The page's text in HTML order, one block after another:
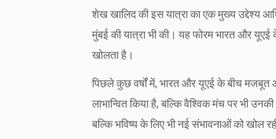
शेख खालिद की इस यात्रा का एक मुख्य उद्देश्य
मुंबई की यात्रा भी की। यह फोरम भारत और
खोलता है।
पिछले कुछ वर्षों में, भारत और यूएई के बीच मजबूत
लाभान्वित किया है, बल्कि वैश्विक मंच पर भी
बल्कि भविष्य के लिए भी नई संभावनाओं को खोल